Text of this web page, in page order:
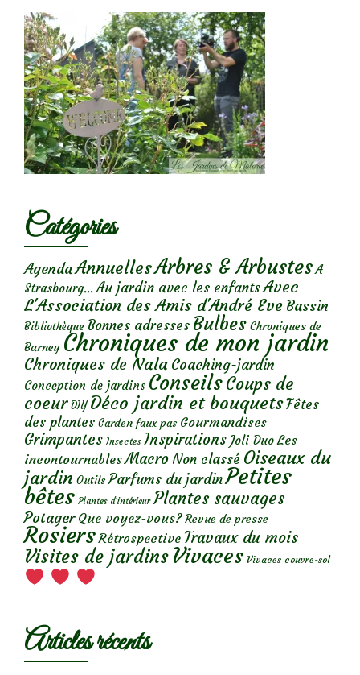
Catégories
AgendaAnnuellesArbres & Arbustes A
Strasbourg... Au jardin avec les enfantsAvec
L'Association des Amis d'André Eve Bassin
Bibliothèque Bonnes adresses Bulbes Chroniques de
Barney Chroniques de mon jardin
Chroniques de Nala Coaching-jardin
Conception de jardins ConseilsCoups de
coeur DIY Déco jardin et bouquetsFêtes
des plantes Garden faux pas Gourmandises
Grimpantes Insectes Inspirations Joli Duo Les
incontournables Macro Non classé Oiseaux du
jardin Outils Parfums du jardinPetites
bêtes Plantes d’intérieur Plantes sauvages
Potager Que voyez-vous? Revue de presse
Rosiers Rétrospective Travaux du mois
Visites de jardins Vivaces Vivaces couvre-sol
Articles récents